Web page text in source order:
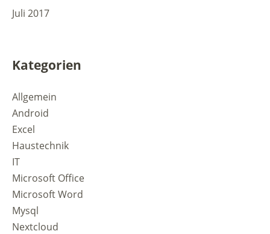
Juli 2017
Kategorien
Allgemein
Android
Excel
Haustechnik
IT
Microsoft Office
Microsoft Word
Mysql
Nextcloud